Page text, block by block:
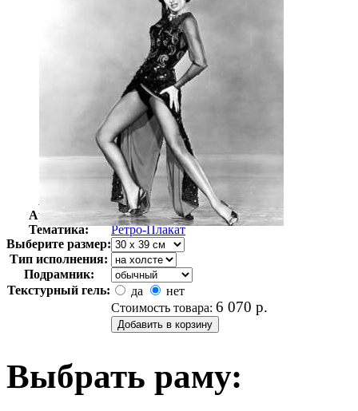
Неизвестно
Арт-стиль
Ретро-Плакат
Тематика:
Ретро-Плакат
Выберите размер:
Тип исполнения:
Подрамник:
Текстурный гель:
да
нет
Стоимость товара: 6 070 р.
Выбрать раму: